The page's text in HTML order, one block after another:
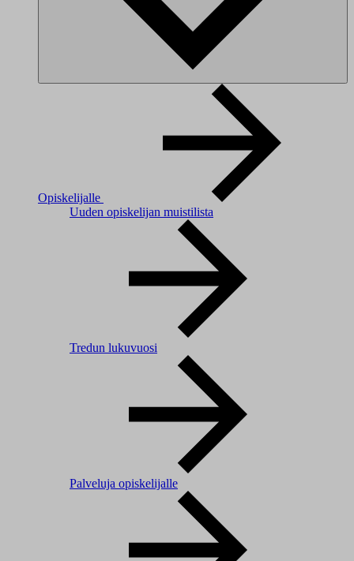
Opiskelijalle
Uuden opiskelijan muistilista
Tredun lukuvuosi
Palveluja opiskelijalle